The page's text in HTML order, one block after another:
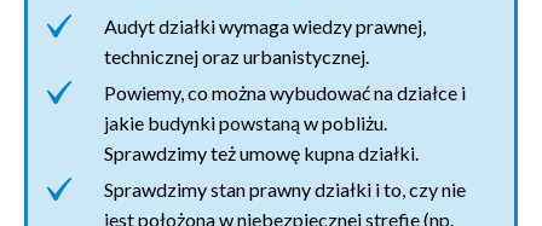
Audyt działki wymaga wiedzy prawnej,
technicznej oraz urbanistycznej.
Powiemy, co można wybudować na działce i
jakie budynki powstaną w pobliżu.
Sprawdzimy też umowę kupna działki.
Sprawdzimy stan prawny działki i to, czy nie
jest położona w niebezpiecznej strefie (np.